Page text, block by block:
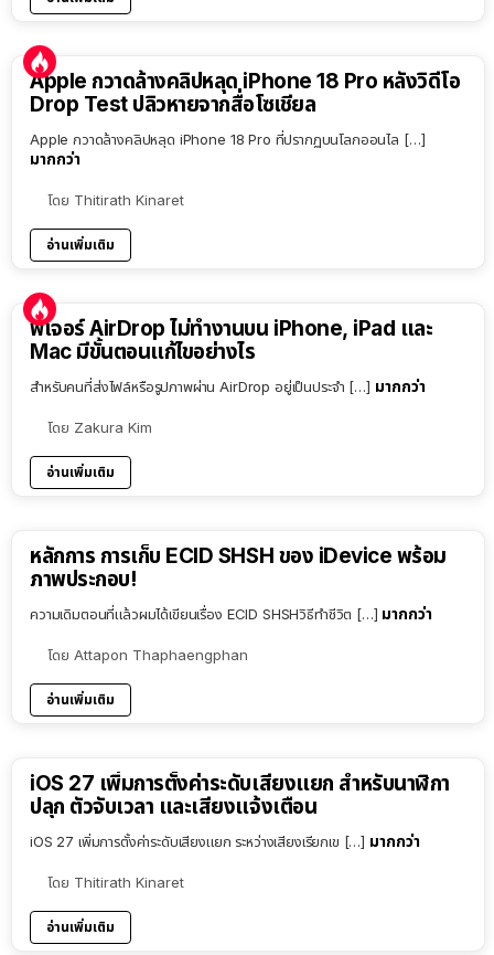
Apple กวาดล้างคลิปหลุด iPhone 18 Pro หลังวิดีโอ
Drop Test ปลิวหายจากสื่อโซเชียล
Apple กวาดล้างคลิปหลุด iPhone 18 Pro ที่ปรากฏบนโลกออนไล […]
มากกว่า
โดย Thitirath Kinaret
อ่านเพิ่มเติม
ฟีเจอร์ AirDrop ไม่ทำงานบน iPhone, iPad และ
Mac มีขั้นตอนแก้ไขอย่างไร
สำหรับคนที่ส่งไฟล์หรือรูปภาพผ่าน AirDrop อยู่เป็นประจำ […] มากกว่า
โดย Zakura Kim
อ่านเพิ่มเติม
หลักการ การเก็บ ECID SHSH ของ iDevice พร้อม
ภาพประกอบ!
ความเดิมตอนที่แล้วผมได้เขียนเรื่อง ECID SHSHวิธีทำชีวิต […] มากกว่า
โดย Attapon Thaphaengphan
อ่านเพิ่มเติม
iOS 27 เพิ่มการตั้งค่าระดับเสียงแยก สำหรับนาฬิกา
ปลุก ตัวจับเวลา และเสียงแจ้งเตือน
iOS 27 เพิ่มการตั้งค่าระดับเสียงแยก ระหว่างเสียงเรียกเข […] มากกว่า
โดย Thitirath Kinaret
อ่านเพิ่มเติม